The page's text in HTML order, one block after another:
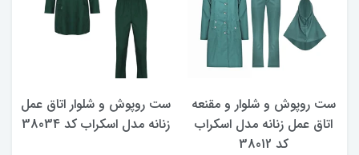
ست روپوش و شلوار و مقنعه
اتاق عمل زنانه مدل اسکراب
کد 38012
ست روپوش و شلوار اتاق عمل
زنانه مدل اسکراب کد 38034